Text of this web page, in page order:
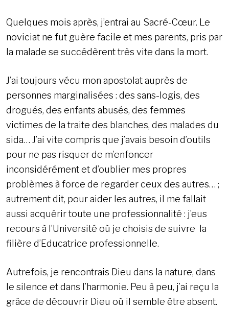
Quelques mois après, j’entrai au Sacré-Cœur. Le
noviciat ne fut guère facile et mes parents, pris par
la malade se succédèrent très vite dans la mort.
J’ai toujours vécu mon apostolat auprès de
personnes marginalisées : des sans-logis, des
drogués, des enfants abusés, des femmes
victimes de la traite des blanches, des malades du
sida… J’ai vite compris que j’avais besoin d’outils
pour ne pas risquer de m’enfoncer
inconsidérément et d’oublier mes propres
problèmes à force de regarder ceux des autres… ;
autrement dit, pour aider les autres, il me fallait
aussi acquérir toute une professionnalité : j’eus
recours à l’Université où je choisis de suivre la
filière d’Educatrice professionnelle.
Autrefois, je rencontrais Dieu dans la nature, dans
le silence et dans l’harmonie. Peu à peu, j’ai reçu la
grâce de découvrir Dieu où il semble être absent.